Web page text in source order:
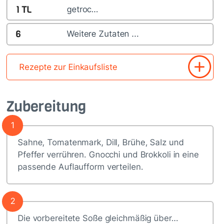
Zubereitung
1
Sahne, Tomatenmark, Dill, Brühe, Salz und
Pfeffer verrühren. Gnocchi und Brokkoli in eine
passende Auflaufform verteilen.
2
Die vorbereitete Soße gleichmäßig über…
1 TL getroc…
6 Weitere Zutaten ...
Rezepte zur Einkaufsliste